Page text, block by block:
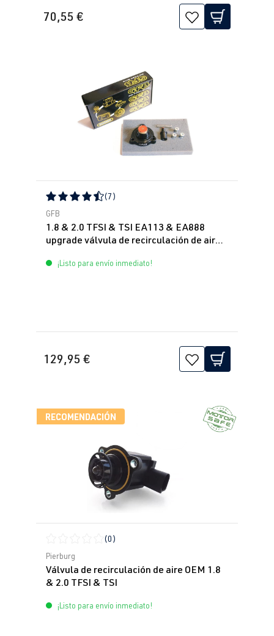
70,55 €
Calificación promedio de 4.43 de 5 estrellas
(7)
GFB
1.8 & 2.0 TFSI & TSI EA113 & EA888
upgrade válvula de recirculación de aire
¡Listo para envío inmediato!
129,95 €
RECOMENDACIÓN
Calificación promedio de 0 de 5 estrellas
(0)
Pierburg
Válvula de recirculación de aire OEM 1.8
& 2.0 TFSI & TSI
¡Listo para envío inmediato!